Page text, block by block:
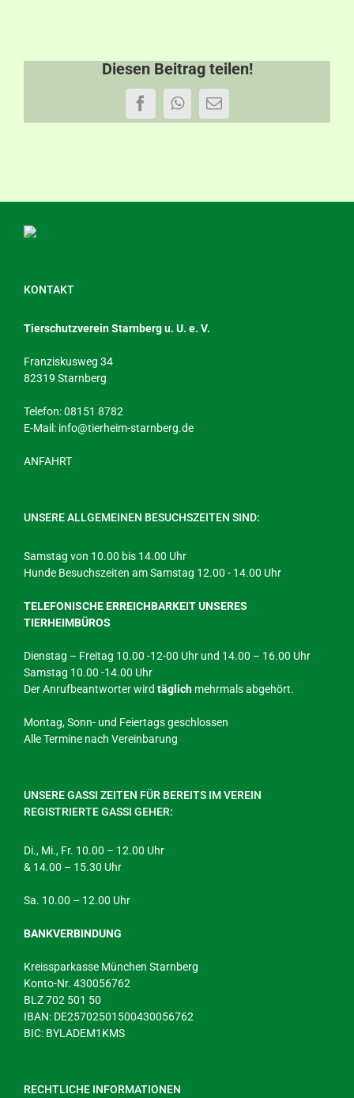
Diesen Beitrag teilen!
FacebookWhatsApp
E-
Mail
KONTAKT
Tierschutzverein Starnberg u. U. e. V.
Franziskusweg 34
82319 Starnberg
Telefon: 08151 8782
E-Mail: info@tierheim-starnberg.de
ANFAHRT
UNSERE ALLGEMEINEN BESUCHSZEITEN SIND:
Samstag von 10.00 bis 14.00 Uhr
Hunde Besuchszeiten am Samstag 12.00 - 14.00 Uhr
TELEFONISCHE ERREICHBARKEIT UNSERES
TIERHEIMBÜROS
Dienstag – Freitag 10.00 -12-00 Uhr und 14.00 – 16.00 Uhr
Samstag 10.00 -14.00 Uhr
Der Anrufbeantworter wird täglich mehrmals abgehört.
Montag, Sonn- und Feiertags geschlossen
Alle Termine nach Vereinbarung
UNSERE GASSI ZEITEN FÜR BEREITS IM VEREIN
REGISTRIERTE GASSI GEHER:
Di., Mi., Fr. 10.00 – 12.00 Uhr
& 14.00 – 15.30 Uhr
Sa. 10.00 – 12.00 Uhr
BANKVERBINDUNG
Kreissparkasse München Starnberg
Konto-Nr. 430056762
BLZ 702 501 50
IBAN: DE25702501500430056762
BIC: BYLADEM1KMS
RECHTLICHE INFORMATIONEN